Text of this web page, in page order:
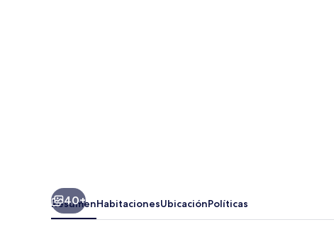
40+
ResumenHabitacionesUbicaciónPolíticas